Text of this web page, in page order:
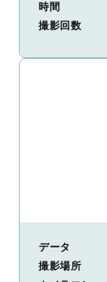
時間
撮影回数
データ
撮影場所